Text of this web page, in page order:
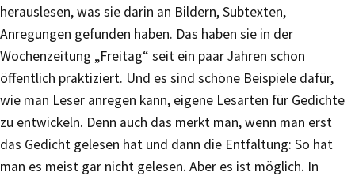
herauslesen, was sie darin an Bildern, Subtexten,
Anregungen gefunden haben. Das haben sie in der
Wochenzeitung „Freitag“ seit ein paar Jahren schon
öffentlich praktiziert. Und es sind schöne Beispiele dafür,
wie man Leser anregen kann, eigene Lesarten für Gedichte
zu entwickeln. Denn auch das merkt man, wenn man erst
das Gedicht gelesen hat und dann die Entfaltung: So hat
man es meist gar nicht gelesen. Aber es ist möglich. In